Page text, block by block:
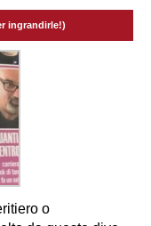
ingrandirle!)
o